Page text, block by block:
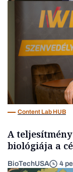
Befektetés
Content Lab HUB
A
biológiája a
BioTechUSA 4